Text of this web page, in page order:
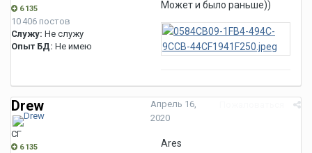
6 135
10 406 постов
Служу: Не служу
Опыт БД: Не имею
Может и было раньше))
Drew
СГ
6 135
Апрель 16,
2020
Ares